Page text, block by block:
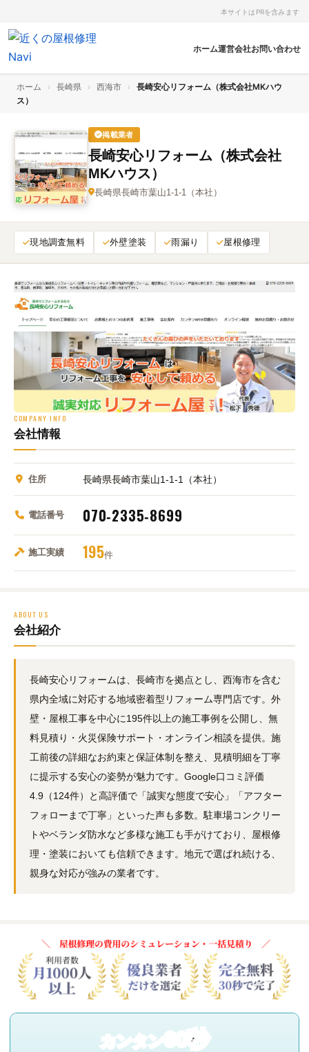
本サイトはPRを含みます
ホーム運営会社お問い合わせ
ホーム › 長崎県 › 西海市 ›
長崎安心リフォーム（株式会社MKハウ
ス）
掲載業者
長崎安心リフォーム（株式会社
MKハウス）
長崎県長崎市葉山1-1-1（本社）
現地調査無料 外壁塗装 雨漏り 屋根修理
COMPANY INFO
会社情報
住所 長崎県長崎市葉山1-1-1（本社）
電話番号 070‑2335‑8699
施工実績 195件
ABOUT US
会社紹介
長崎安心リフォームは、長崎市を拠点とし、西海市を含む
県内全域に対応する地域密着型リフォーム専門店です。外
壁・屋根工事を中心に195件以上の施工事例を公開し、無
料見積り・火災保険サポート・オンライン相談を提供。施
工前後の詳細なお約束と保証体制を整え、見積明細を丁寧
に提示する安心の姿勢が魅力です。Google口コミ評価
4.9（124件）と高評価で「誠実な態度で安心」「アフター
フォローまで丁寧」といった声も多数。駐車場コンクリー
トやベランダ防水など多様な施工も手がけており、屋根修
理・塗装においても信頼できます。地元で選ばれ続ける、
親身な対応が強みの業者です。
カンタン60秒